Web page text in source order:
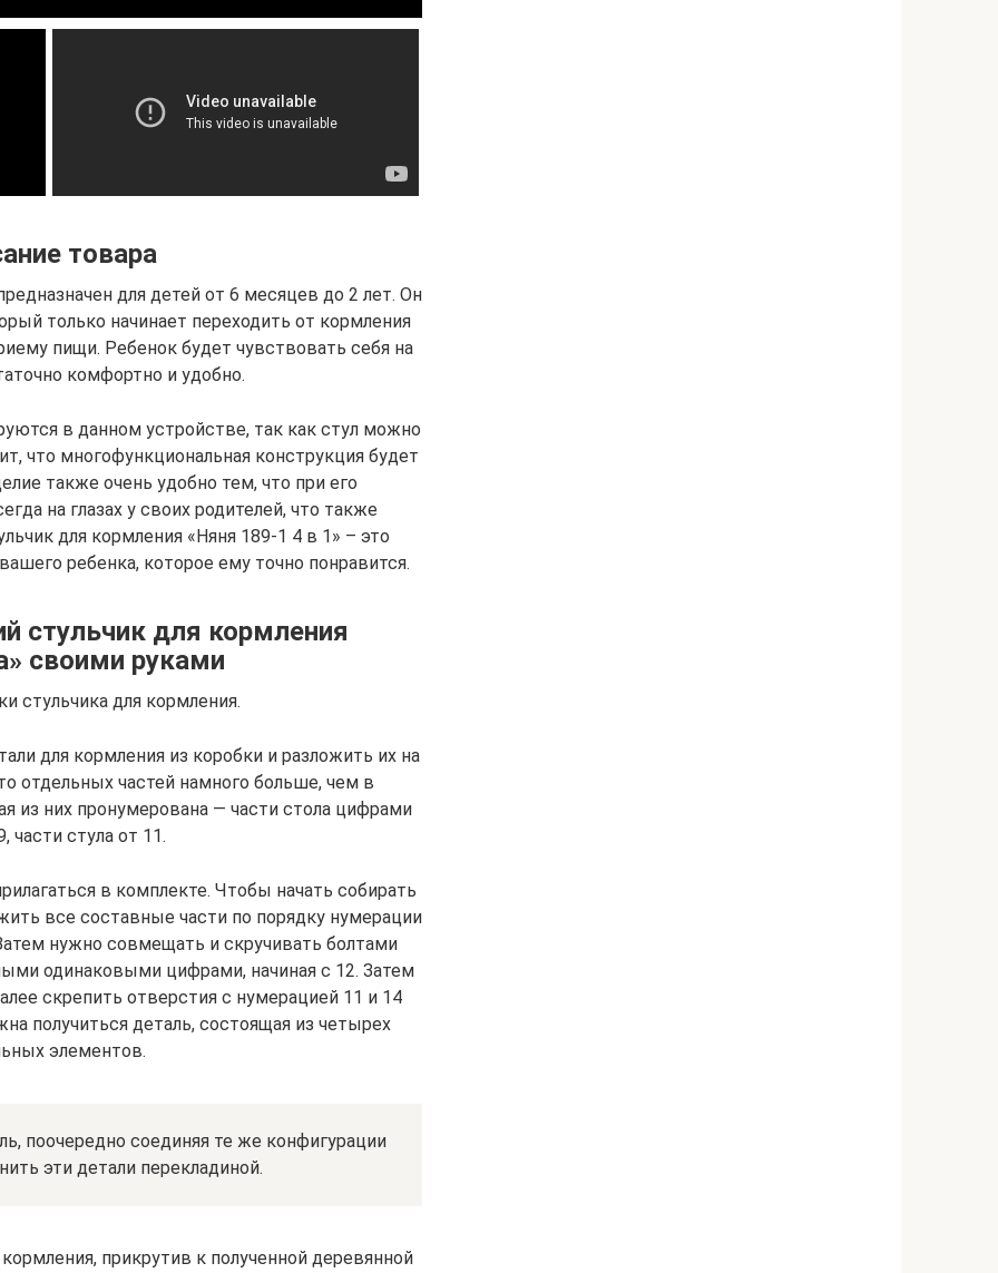
товара
для детей от 6 месяцев до 2 лет. Он
только начинает переходить от кормления
пищи. Ребенок будет чувствовать себя на
комфортно и удобно.
в данном устройстве, так как стул можно
что многофункциональная конструкция будет
также очень удобно тем, что при его
на глазах у своих родителей, что также
для кормления «Няня 189-1 4 в 1» – это
ребенка, которое ему точно понравится.
стульчик для кормления
своими руками
стульчика для кормления.
для кормления из коробки и разложить их на
отдельных частей намного больше, чем в
из них пронумерована — части стола цифрами
части стула от 11.
в комплекте. Чтобы начать собирать
все составные части по порядку нумерации
нужно совмещать и скручивать болтами
одинаковыми цифрами, начиная с 12. Затем
скрепить отверстия с нумерацией 11 и 14
получиться деталь, состоящая из четырех
элементов.
поочередно соединяя те же конфигурации
эти детали перекладиной.
прикрутив к полученной деревянной